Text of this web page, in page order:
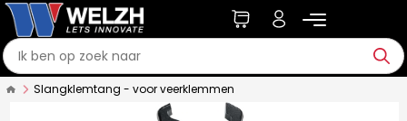
Slangklemtang - voor veerklemmen